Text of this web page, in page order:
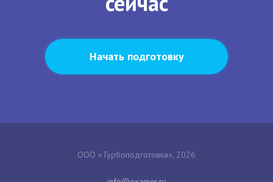
Начать подготовку
ООО «Турбоподготовка», 2026